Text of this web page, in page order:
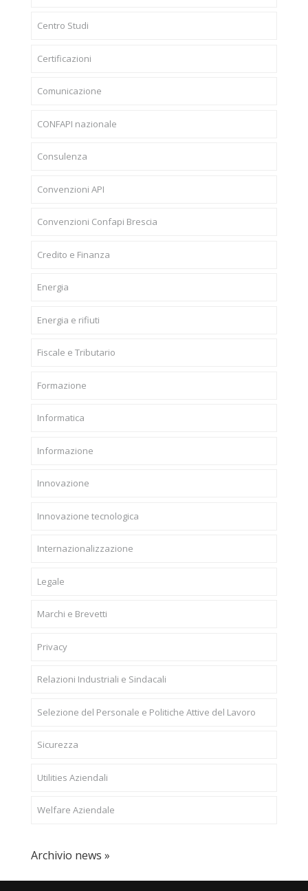
Centro Studi
Certificazioni
Comunicazione
CONFAPI nazionale
Consulenza
Convenzioni API
Convenzioni Confapi Brescia
Credito e Finanza
Energia
Energia e rifiuti
Fiscale e Tributario
Formazione
Informatica
Informazione
Innovazione
Innovazione tecnologica
Internazionalizzazione
Legale
Marchi e Brevetti
Privacy
Relazioni Industriali e Sindacali
Selezione del Personale e Politiche Attive del Lavoro
Sicurezza
Utilities Aziendali
Welfare Aziendale
Archivio news »